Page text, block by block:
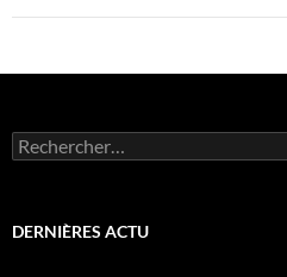
Rechercher :
DERNIÈRES ACTU